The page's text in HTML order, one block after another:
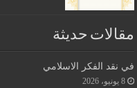
مقالات حديثة
في نقد الفكر الاسلامي
8 يونيو، 2026